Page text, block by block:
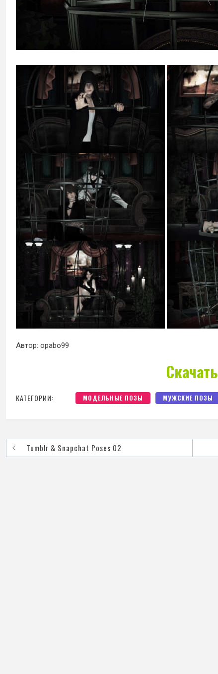
Автор: opabo99
Скачать
КАТЕГОРИИ: МОДЕЛЬНЫЕ ПОЗЫ МУЖСКИЕ ПОЗЫ
Tumblr & Snapchat Poses 02